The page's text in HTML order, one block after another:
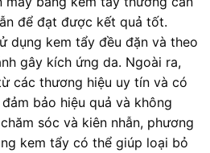
để đạt được kết quả tốt.
dụng kem tẩy đều đặn và theo
gây kích ứng da. Ngoài ra,
các thương hiệu uy tín và có
bảo hiệu quả và không
sóc và kiên nhẫn, phương
kem tẩy có thể giúp loại bỏ